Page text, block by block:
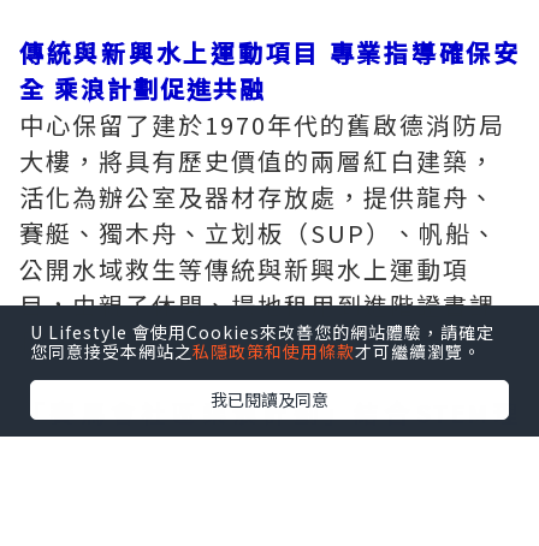
傳統與新興水上運動項目 專業指導確保安
全 乘浪計劃促進共融
中心保留了建於1970年代的舊啟德消防局
大樓，將具有歷史價值的兩層紅白建築，
活化為辦公室及器材存放處，提供龍舟、
賽艇、獨木舟、立划板（SUP）、帆船、
公開水域救生等傳統與新興水上運動項
目，由親子休閒、場地租用到進階證書課
程一應俱全。
「賽馬會社區乘浪計劃」結合STEM理
U Lifestyle 會使用Cookies來改善您的網站體驗，請確定
您同意接受本網站之私隱政策和使用條款才可繼續瀏覽。
我已閱讀及同意